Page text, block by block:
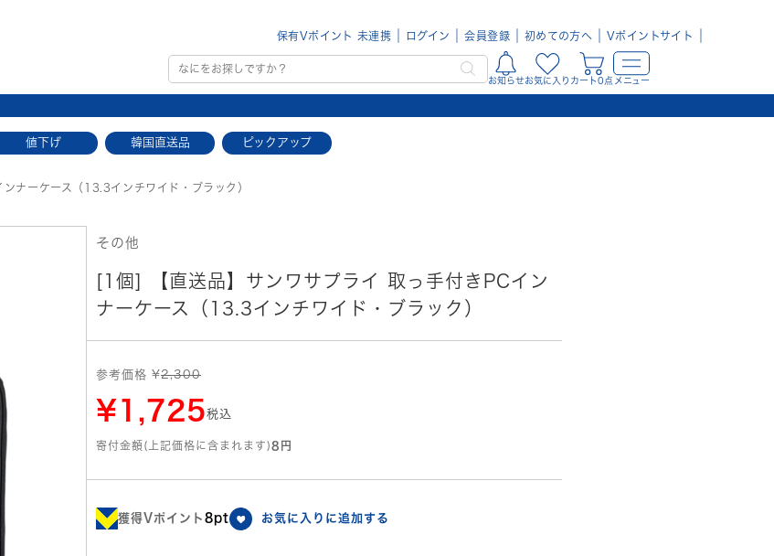
保有Vポイント 未連携 ログイン 会員登録 初めての方へ Vポイントサイト
お知らせお気に入り カート0点 メニュー
値下げ 韓国直送品 ピックアップ
ナーケース（13.3インチワイド・ブラック）
その他
[1個] 【直送品】サンワサプライ 取っ手付きPCイン
ナーケース（13.3インチワイド・ブラック）
参考価格 ¥2,300
¥1,725税込
寄付金額(上記価格に含まれます)8円
獲得Vポイント 8pt お気に入りに追加する